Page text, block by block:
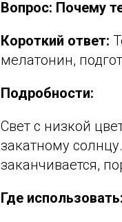
Вопрос: Почему
Короткий ответ:
мелатонин,
Подробности:
Свет с низкой
закатному
заканчивается,
Где использовать: